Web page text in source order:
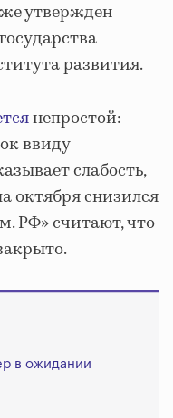
утвержден
развития.
непростой:
ввиду
слабость,
октября снизился
РФ» считают, что
в ожидании